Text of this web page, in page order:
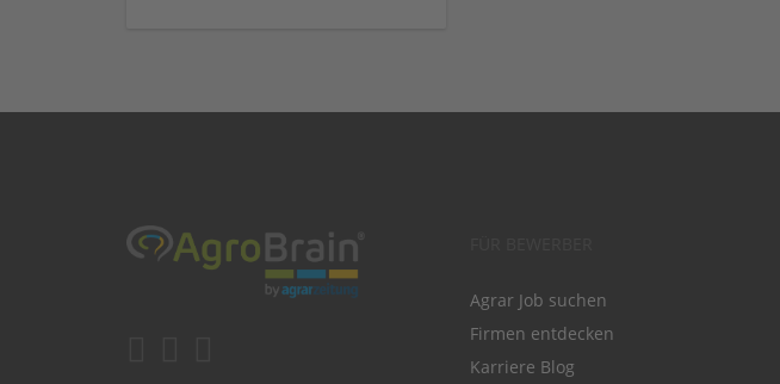
Agrar Job suchen
Firmen entdecken
Karriere Blog